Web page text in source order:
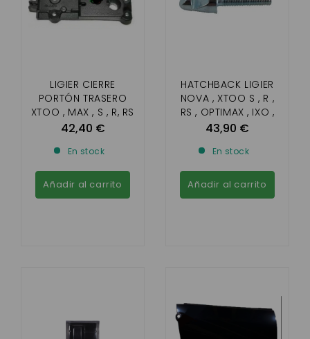
LIGIER CIERRE
PORTÓN TRASERO
XTOO , MAX , S , R, RS
,IXO ,M8
42,40 €
En stock
Añadir al carrito
HATCHBACK LIGIER
NOVA , XTOO S , R ,
RS , OPTIMAX , IXO ,
MICROCAR CARGO ,
43,90 €
En stock
Añadir al carrito